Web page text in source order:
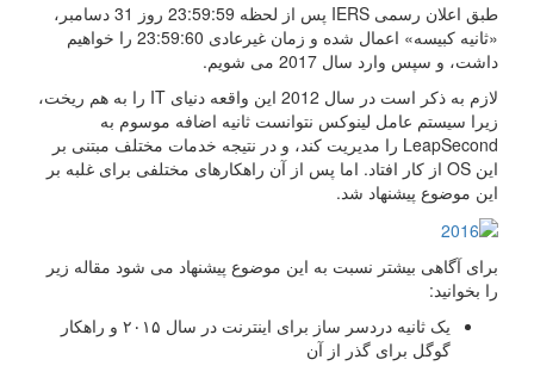
طبق اعلان رسمی IERS پس از لحظه 23:59:59 روز 31 دسامبر،
«ثانیه کبیسه» اعمال شده و زمان غیرعادی 23:59:60 را خواهیم
داشت، و سپس وارد سال 2017 می شویم.
لازم به ذکر است در سال 2012 این واقعه دنیای IT را به هم ریخت،
زیرا سیستم عامل لینوکس نتوانست ثانیه اضافه موسوم به
LeapSecond را مدیریت کند، و در نتیجه خدمات مختلف مبتنی بر
این OS از کار افتاد. اما پس از آن راهکارهای مختلفی برای غلبه بر
این موضوع پیشنهاد شد.
برای آگاهی بیشتر نسبت به این موضوع پیشنهاد می شود مقاله زیر
را بخوانید:
یک ثانیه دردسر ساز برای اینترنت در سال ۲۰۱۵ و راهکار
گوگل برای گذر از آن